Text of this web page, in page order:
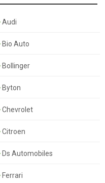
Audi
Bio Auto
Bollinger
Byton
Chevrolet
Citroen
Ds Automobiles
Ferrari